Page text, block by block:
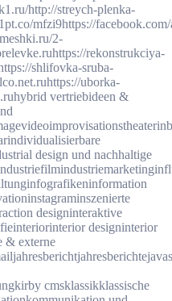
http://streych-plenka-
mfzi9https://
2-
https://rekonstrukciya-
shlifovka-sruba-
https://uborka-
hybrid vertriebideen &
improvisationstheater
individualisierbare
design und nachhaltige
industriemarketing
infografikeninformation
instagraminszenierte
designinteraktive
interiorinterior designinterior
& externe
jahresberichtjahresberichte
kirby cmsklassikklassische